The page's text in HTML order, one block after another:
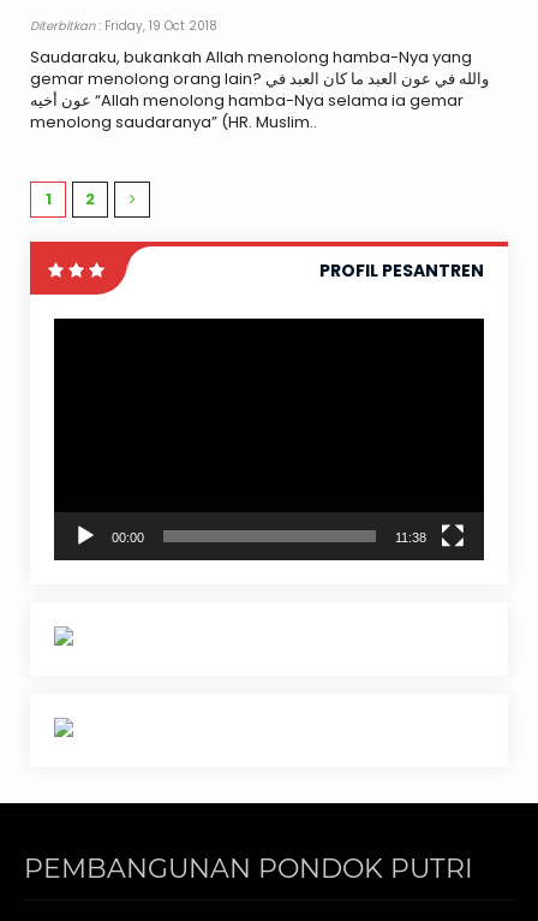
Diterbitkan: Friday, 19 Oct 2018
Saudaraku, bukankah Allah menolong hamba-Nya yang
gemar menolong orang lain? والله في عون العبد ما كان العبد في
عون أخيه “Allah menolong hamba-Nya selama ia gemar
menolong saudaranya” (HR. Muslim..
1 2
PROFIL PESANTREN
00:00 11:38
PEMBANGUNAN PONDOK PUTRI